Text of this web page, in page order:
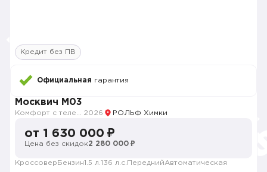
Кредит без ПВ
Официальная гарантия
Москвич M03
2026 РОЛЬФ Химки
от 1 630 000 ₽
Цена без скидок2 280 000 ₽
Кроссовер Бензин1.5 л. 136 л.с. ПереднийАвтоматическая